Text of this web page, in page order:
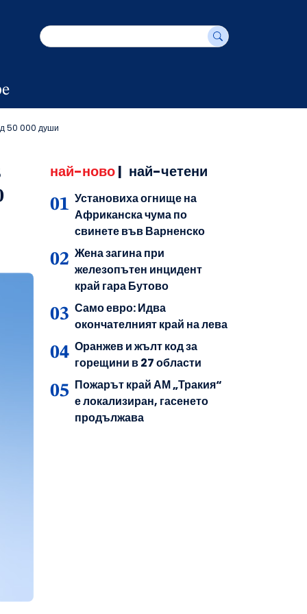
50 000 души
най-ново| най-четени
Установиха огнище на
Африканска чума по
свинете във Варненско
Жена загина при
железопътен инцидент
край гара Бутово
Само евро: Идва
окончателният край на лева
Оранжев и жълт код за
горещини в 27 области
Пожарът край АМ „Тракия“
е локализиран, гасенето
продължава